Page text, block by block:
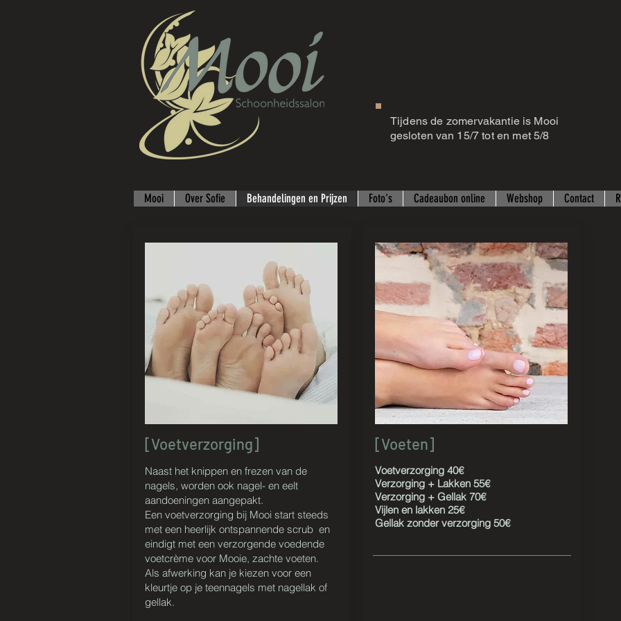
Tijdens de zomervakantie is Mooi
gesloten van 15/7 tot en met 5/8
Mooi Over Sofie Behandelingen en Prijzen Foto's Cadeaubon online Webshop Contact
[Voetverzorging]
Naast het knippen en frezen van de
nagels, worden ook nagel- en eelt
aandoeningen aangepakt.
Een voetverzorging bij Mooi start steeds
met een heerlijk ontspannende scrub en
eindigtmet een verzorgende voedende
voetcrème voor Mooie, zachte voeten.
Als afwerking kan je kiezen voor een
kleurtje op je teennagels met nagellak of
gellak.
[Voeten]
Voetverzorging 40€
Verzorging + Lakken 55€
Verzorging + Gellak 70€
Vijlen en lakken 25€
Gellak zonder verzorging 50€